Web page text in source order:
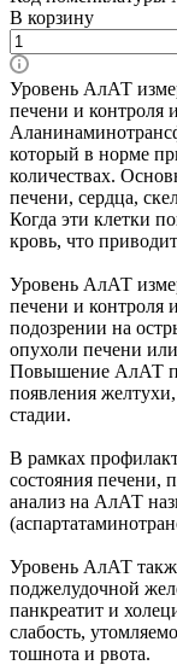
В корзину
Уровень АлАТ
печени и контроля
который в норме
количествах.
печени, сердца,
Когда эти клетки
кровь, что
Уровень АлАТ
печени и контроля
подозрении на
опухоли печени
Повышение АлАТ
появления
стадии.
В рамках
состояния печени,
анализ на АлАТ
Уровень АлАТ
поджелудочной
панкреатит и
слабость,
тошнота и рвота.